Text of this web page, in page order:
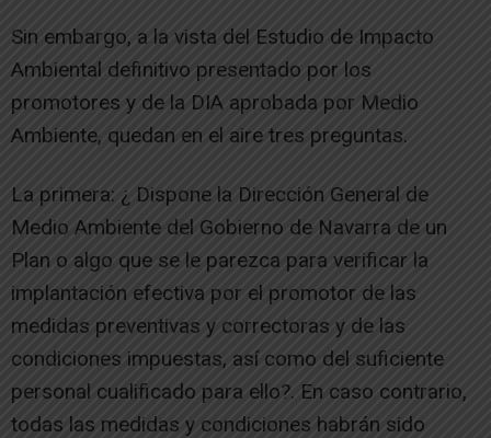
Sin embargo, a la vista del Estudio de Impacto
Ambiental definitivo presentado por los
promotores y de la DIA aprobada por Medio
Ambiente, quedan en el aire tres preguntas.
La primera: ¿ Dispone la Dirección General de
Medio Ambiente del Gobierno de Navarra de un
Plan o algo que se le parezca para verificar la
implantación efectiva por el promotor de las
medidas preventivas y correctoras y de las
condiciones impuestas, así como del suficiente
personal cualificado para ello?. En caso contrario,
todas las medidas y condiciones habrán sido